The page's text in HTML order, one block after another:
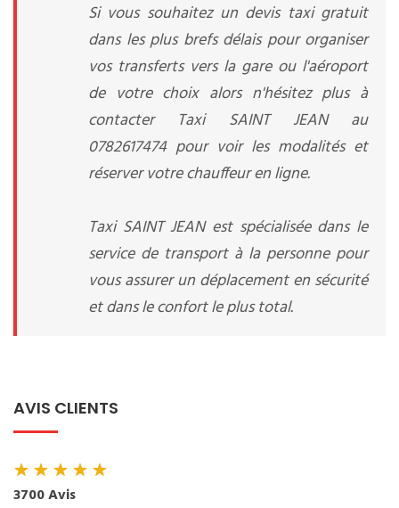
Si vous souhaitez un devis taxi gratuit
dans les plus brefs délais pour organiser
vos transferts vers la gare ou l'aéroport
de votre choix alors n'hésitez plus à
contacter Taxi SAINT JEAN au
0782617474 pour voir les modalités et
réserver votre chauffeur en ligne.
Taxi SAINT JEAN est spécialisée dans le
service de transport à la personne pour
vous assurer un déplacement en sécurité
et dans le confort le plus total.
AVIS CLIENTS
★★★★★
3700 Avis